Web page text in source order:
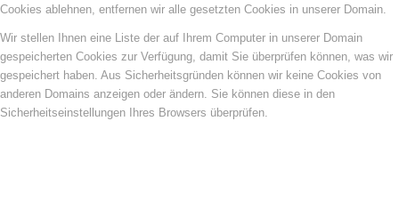
Cookies ablehnen, entfernen wir alle gesetzten Cookies in unserer Domain.
Wir stellen Ihnen eine Liste der auf Ihrem Computer in unserer Domain
gespeicherten Cookies zur Verfügung, damit Sie überprüfen können, was wir
gespeichert haben. Aus Sicherheitsgründen können wir keine Cookies von
anderen Domains anzeigen oder ändern. Sie können diese in den
Sicherheitseinstellungen Ihres Browsers überprüfen.